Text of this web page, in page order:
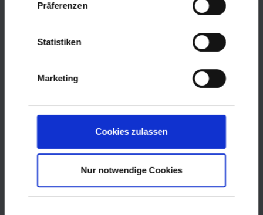
Präferenzen
Statistiken
Marketing
Cookies zulassen
Nur notwendige Cookies
Deutsch üben
Oft reicht es nicht aus, einen Kurs zu besuchen, um eine